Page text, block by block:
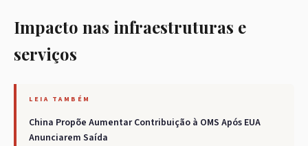
Impacto nas infraestruturas e
serviços
LEIA TAMBÉM
China Propõe Aumentar Contribuição à OMS Após EUA
Anunciarem Saída